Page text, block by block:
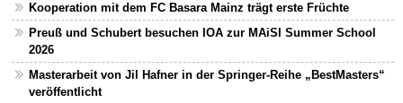
Kooperation mit dem FC Basara Mainz trägt erste Früchte
Preuß und Schubert besuchen IOA zur MAiSI Summer School
2026
Masterarbeit von Jil Hafner in der Springer-Reihe „BestMasters“
veröffentlicht